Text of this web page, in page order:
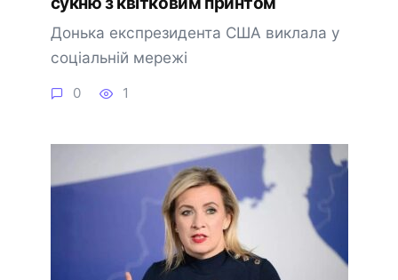
Донька експрезидента США виклала у
соціальній мережі
0 1